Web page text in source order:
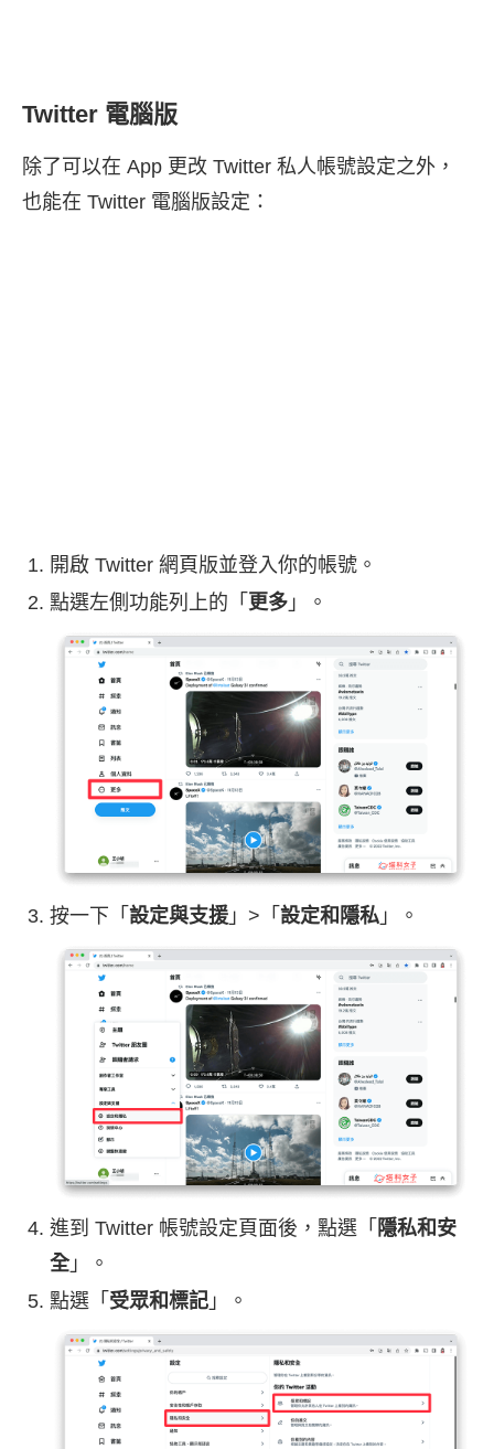
Twitter 電腦版
除了可以在 App 更改 Twitter 私人帳號設定之外，
也能在 Twitter 電腦版設定：
開啟 Twitter 網頁版並登入你的帳號。
點選左側功能列上的「 更多 」。
按一下「 設定與支援 」>「 設定和隱私 」。
進到 Twitter 帳號設定頁面後，點選「 隱私和安
全」。
點選「 受眾和標記 」。